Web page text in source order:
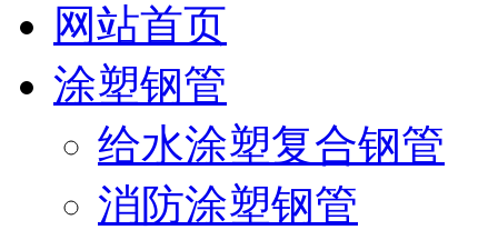
网站首页
涂塑钢管
给水涂塑复合钢管
消防涂塑钢管